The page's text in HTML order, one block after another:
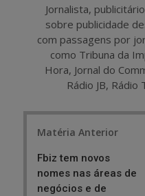
Jornalista,
sobre publicidade
com passagens por
como Tribuna da
Hora, Jornal do
Rádio JB, Rádio
Matéria Anterior
Fbiz tem novos
nomes nas áreas de
negócios e de